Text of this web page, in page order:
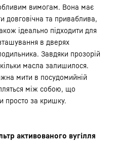
вимогам. Вона має
довговічна та приваблива,
ідеально підходити для
в дверях
Завдяки прозорій
масла залишилося.
мити в посудомийній
між собою, що
просто за кришку.
активованого вугілля